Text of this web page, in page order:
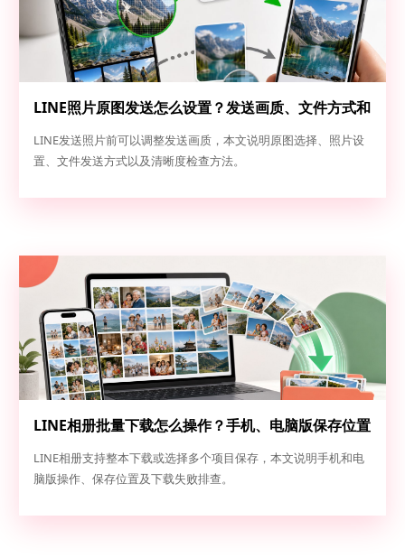
LINE照片原图发送怎么设置？发送画质、文件方式和
清晰度检查
LINE发送照片前可以调整发送画质，本文说明原图选择、照片设
置、文件发送方式以及清晰度检查方法。
LINE相册批量下载怎么操作？手机、电脑版保存位置
LINE相册支持整本下载或选择多个项目保存，本文说明手机和电
脑版操作、保存位置及下载失败排查。